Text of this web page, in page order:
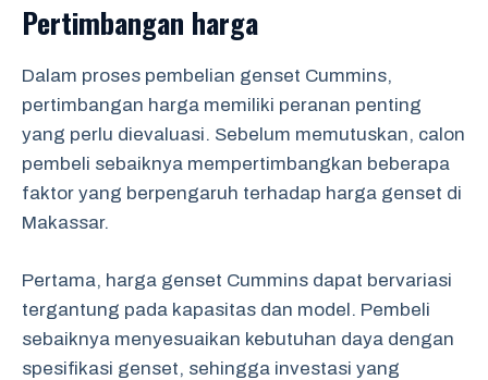
Pertimbangan harga
Dalam proses pembelian genset Cummins,
pertimbangan harga memiliki peranan penting
yang perlu dievaluasi. Sebelum memutuskan, calon
pembeli sebaiknya mempertimbangkan beberapa
faktor yang berpengaruh terhadap harga genset di
Makassar.
Pertama, harga genset Cummins dapat bervariasi
tergantung pada kapasitas dan model. Pembeli
sebaiknya menyesuaikan kebutuhan daya dengan
spesifikasi genset, sehingga investasi yang